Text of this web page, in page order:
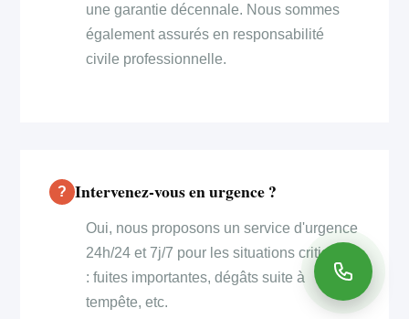
une garantie décennale. Nous sommes
également assurés en responsabilité
civile professionnelle.
Intervenez-vous en urgence ?
Oui, nous proposons un service d'urgence
24h/24 et 7j/7 pour les situations critiques
: fuites importantes, dégâts suite à
tempête, etc.